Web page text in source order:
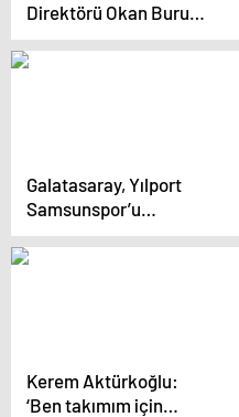
Direktörü Okan Buruk,
sol bek transferini
sonlandırmak
Galatasaray, Yılport
Samsunspor’u
deplasmanda 2-0
yendi
Kerem Aktürkoğlu:
‘Ben takımım için